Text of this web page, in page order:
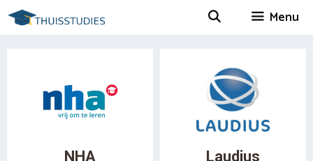
Spring
naar
Menu
NHA Laudius